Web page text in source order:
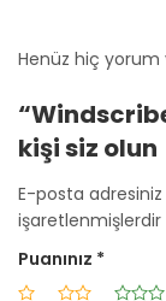
Henüz hiç yorum
kişi siz olun
E-posta
işaretlenmişlerdir
Puanınız *